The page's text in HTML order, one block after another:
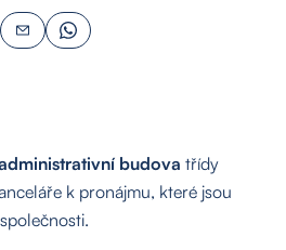
budova třídy
k pronájmu, které jsou